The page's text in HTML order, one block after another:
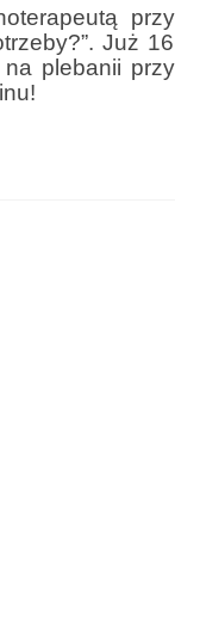
przy
Już 16
plebanii przy